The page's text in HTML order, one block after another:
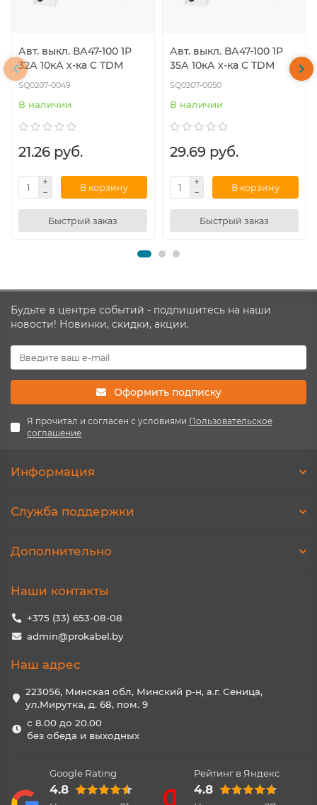
Авт. выкл. ВА47-100 1Р
32А 10кА х-ка С TDM
SQ0207-0049
В наличии
21.26 руб.
В корзину
Быстрый заказ
Авт. выкл. ВА47-100 1Р
35А 10кА х-ка С TDM
SQ0207-0050
В наличии
29.69 руб.
В корзину
Быстрый заказ
Будьте в центре событий - подпишитесь на наши
новости! Новинки, скидки, акции.
Оформить подписку
Я прочитал и согласен с условиями Пользовательское
соглашение
Информация
Служба поддержки
Дополнительно
Наши контакты
+375 (33) 653-08-08
admin@prokabel.by
Наш адрес
223056, Минская обл, Минский р-н, а.г. Сеница,
ул.Мирутка, д. 68, пом. 9
с 8.00 до 20.00
без обеда и выходных
Google Rating
4.8
Рейтинг в Яндекс
4.8